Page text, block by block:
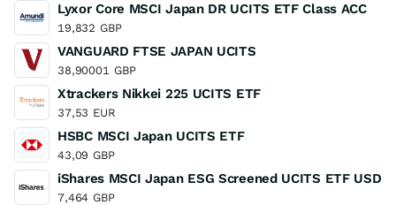
Lyxor Core MSCI Japan DR UCITS ETF Class ACC
19,832 GBP
VANGUARD FTSE JAPAN UCITS
38,90001 GBP
Xtrackers Nikkei 225 UCITS ETF
37,53 EUR
HSBC MSCI Japan UCITS ETF
43,09 GBP
iShares MSCI Japan ESG Screened UCITS ETF USD
7,464 GBP